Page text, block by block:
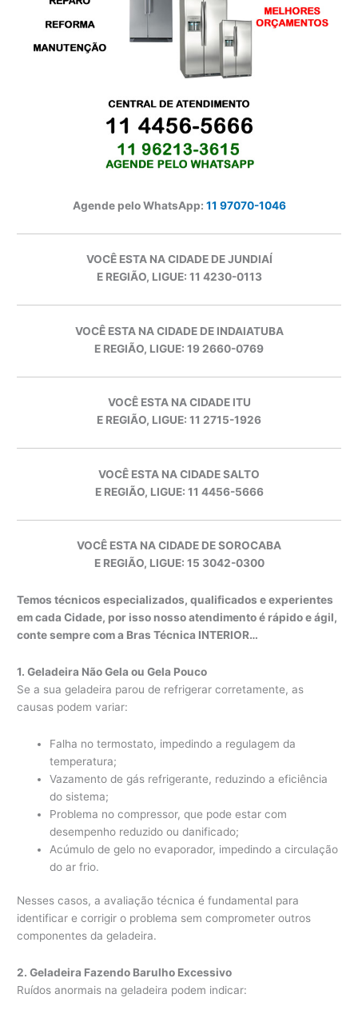
Agende pelo WhatsApp: 11 97070-1046
VOCÊ ESTA NA CIDADE DE JUNDIAÍ
E REGIÃO, LIGUE: 11 4230-0113
VOCÊ ESTA NA CIDADE DE INDAIATUBA
E REGIÃO, LIGUE: 19 2660-0769
VOCÊ ESTA NA CIDADE ITU
E REGIÃO, LIGUE: 11 2715-1926
VOCÊ ESTA NA CIDADE SALTO
E REGIÃO, LIGUE: 11 4456-5666
VOCÊ ESTA NA CIDADE DE SOROCABA
E REGIÃO, LIGUE: 15 3042-0300
Temos técnicos especializados, qualificados e experientes
em cada Cidade, por isso nosso atendimento é rápido e ágil,
conte sempre com a Bras Técnica INTERIOR…
1. Geladeira Não Gela ou Gela Pouco
Se a sua geladeira parou de refrigerar corretamente, as
causas podem variar:
Falha no termostato, impedindo a regulagem da
temperatura;
Vazamento de gás refrigerante, reduzindo a eficiência
do sistema;
Problema no compressor, que pode estar com
desempenho reduzido ou danificado;
Acúmulo de gelo no evaporador, impedindo a circulação
do ar frio.
Nesses casos, a avaliação técnica é fundamental para
identificar e corrigir o problema sem comprometer outros
componentes da geladeira.
2. Geladeira Fazendo Barulho Excessivo
Ruídos anormais na geladeira podem indicar: